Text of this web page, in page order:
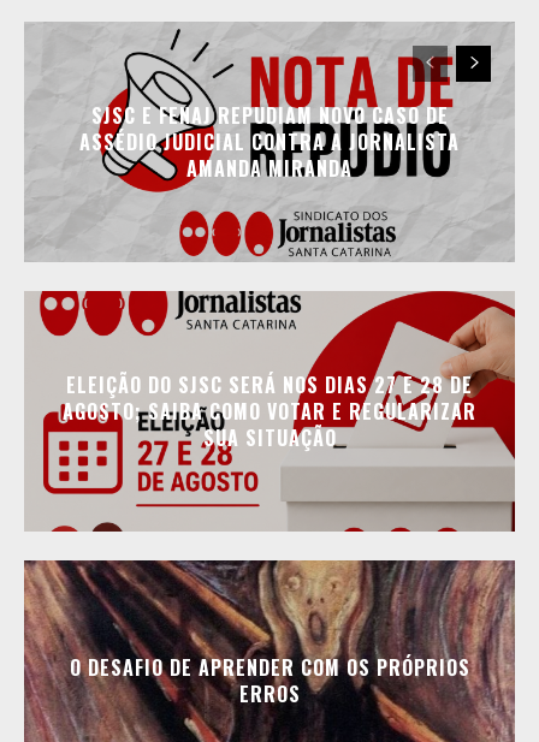
SJSC E FENAJ REPUDIAM NOVO CASO DE
ASSÉDIO JUDICIAL CONTRA A JORNALISTA
AMANDA MIRANDA
ELEIÇÃO DO SJSC SERÁ NOS DIAS 27 E 28 DE
AGOSTO; SAIBA COMO VOTAR E REGULARIZAR
SUA SITUAÇÃO
O DESAFIO DE APRENDER COM OS PRÓPRIOS
ERROS